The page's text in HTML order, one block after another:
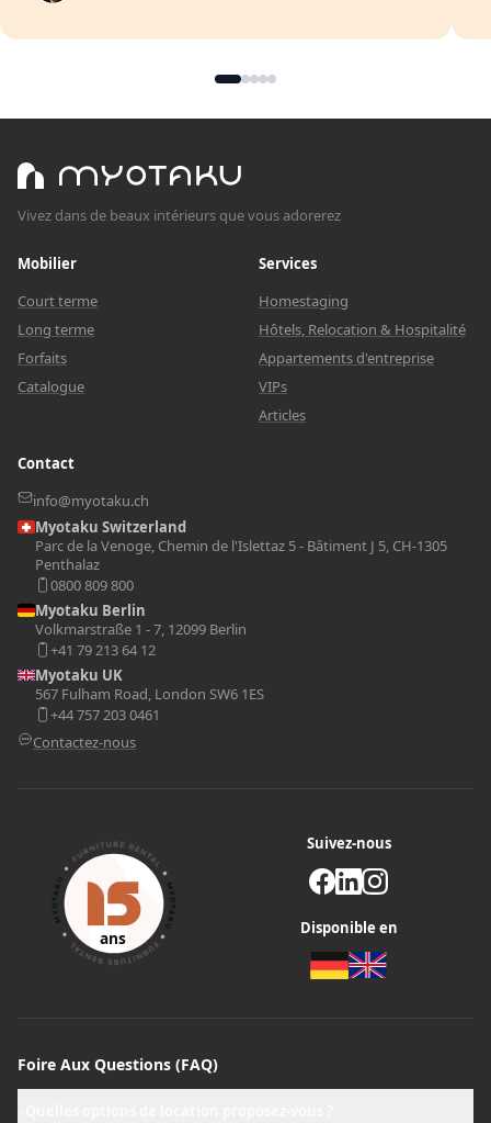
Vivez dans de beaux intérieurs que vous adorerez
Mobilier
Court terme
Long terme
Forfaits
Catalogue
Services
Homestaging
Hôtels, Relocation & Hospitalité
Appartements d'entreprise
VIPs
Articles
Contact
info@myotaku.ch
Myotaku Switzerland
Parc de la Venoge, Chemin de l'Islettaz 5 - Bâtiment J 5, CH-1305
Penthalaz
0800 809 800
Myotaku Berlin
Volkmarstraße 1 - 7, 12099 Berlin
+41 79 213 64 12
Myotaku UK
567 Fulham Road, London SW6 1ES
+44 757 203 0461
Contactez-nous
ans
Suivez-nous
Disponible en
Foire Aux Questions (FAQ)